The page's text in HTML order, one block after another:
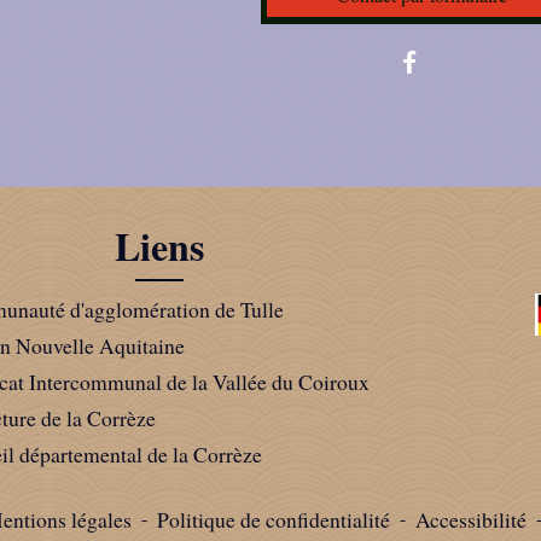
Liens
d'agglomération de Tulle
Nouvelle Aquitaine
Intercommunal de la Vallée du Coiroux
de la Corrèze
départemental de la Corrèze
légales - Politique de confidentialité - Accessibilité -